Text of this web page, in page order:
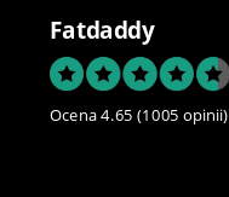
Fatdaddy
Ocena 4.65 (1005 opinii)